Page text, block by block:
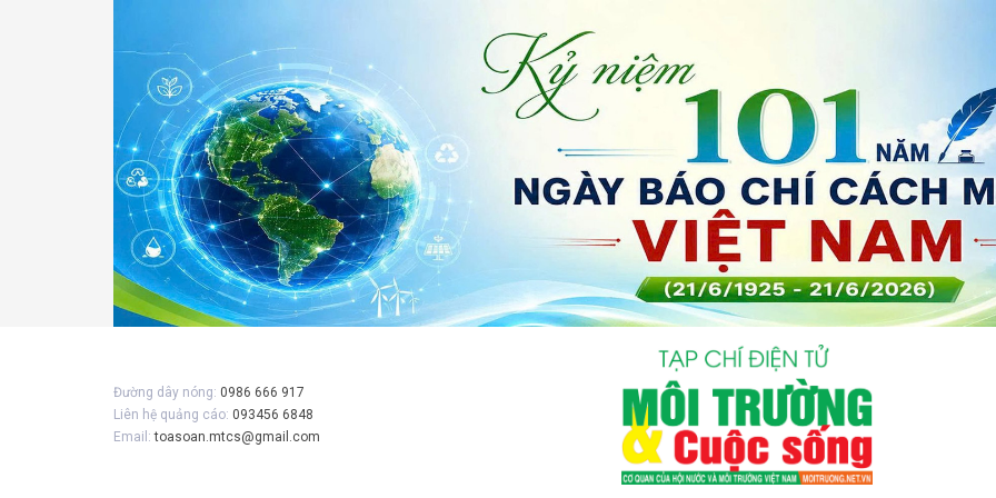
Đường dây nóng: 0986 666 917
Liên hệ quảng cáo: 093456 6848
Email:toasoan.mtcs@gmail.com
Gửi bình luận